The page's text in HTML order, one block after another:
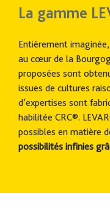
La gamme
Entièrement
au cœur de la
proposées sont
issues de cultures
d’expertises sont
habilitée CRC®.
possibles en matière
possibilités infinies